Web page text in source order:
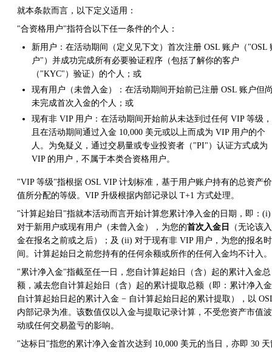
就本条款而言，以下定义适用：
"合资格用户"指符合以下任一条件的个人：
新用户：在活动期间（定义见下文）首次注册 OSL 账户（"OSL
户"）并成功完成所有必要验证程序（包括了解你的客户
（"KYC"）验证）的个人；或
现有用户（未曾入金）：在活动期间开始前已注册 OSL 账户但
未完成首次入金的个人；或
现有非 VIP 用户：在活动期间开始前从未达到过任何 VIP 等级，
且在活动期间通过入金 10,000 美元或以上而成为 VIP 用户的个
人。为免疑义，通过交易量或专业投资者（"PI"）认证方式成为
VIP 的用户，不属于本类合资格用户。
"VIP 等级"指根据 OSL VIP 计划标准，基于用户账户持有的总资产价
值所分配的等级。VIP 升级根据内部记录以 T+1 方式处理。
"计算起始日"指就本活动而言开始计算您累计净入金的日期，即：(i)
对于新用户或现有用户（未曾入金），为您的首次入金日
（无论该入
金在报名之前或之后）；及 (ii) 对于现有非 VIP 用户，为您的报名时
间。计算起始日之前您持有的任何余额或所作的任何入金均不计入。
"累计净入金"指截至任一日，您自计算起始日（含）起的累计入金总
额，减去您自计算起始日（含）起的累计提取总额（即：累计净入
自计算起始日起的累计入金 − 自计算起始日起的累计提取），以
内部记录为准。该数值仅以入金与提取记录计算，不受您资产市值波
动或任何交易盈亏的影响。
"达标日"指您的累计净入金首次达到 10,000 美元的当日，亦即 30 天